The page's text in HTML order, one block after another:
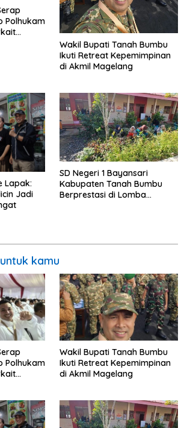
Polhukam
Wakil Bupati Tanah Bumbu
Ikuti Retreat Kepemimpinan
di Akmil Magelang
Lapak:
Jadi
SD Negeri 1 Bayansari
Kabupaten Tanah Bumbu
Berprestasi di Lomba
kamu
Polhukam
Wakil Bupati Tanah Bumbu
Ikuti Retreat Kepemimpinan
di Akmil Magelang